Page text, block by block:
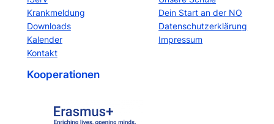
Krankmeldung
Downloads
Kalender
Kontakt
Dein Start an der NO
Datenschutzerklärung
Impressum
Kooperationen